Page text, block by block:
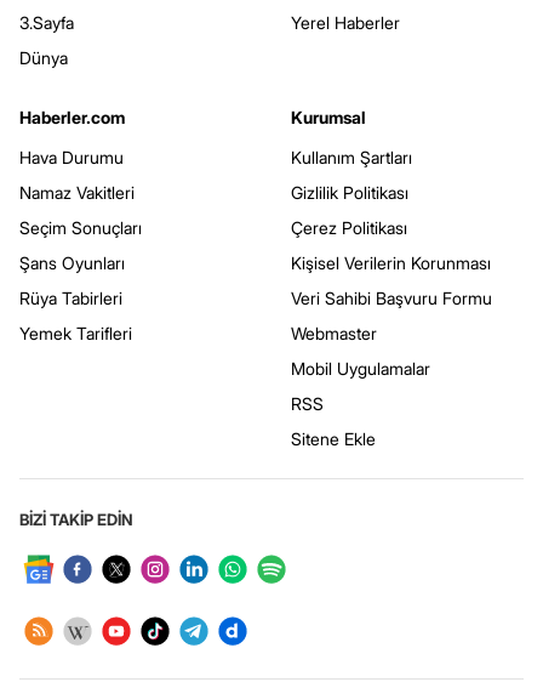
3.Sayfa
Dünya
Yerel Haberler
Haberler.com
Hava Durumu
Namaz Vakitleri
Seçim Sonuçları
Şans Oyunları
Rüya Tabirleri
Yemek Tarifleri
Kurumsal
Kullanım Şartları
Gizlilik Politikası
Çerez Politikası
Kişisel Verilerin Korunması
Veri Sahibi Başvuru Formu
Webmaster
Mobil Uygulamalar
RSS
Sitene Ekle
BİZİ TAKİP EDİN